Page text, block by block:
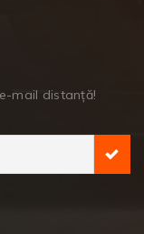
mail distanță!